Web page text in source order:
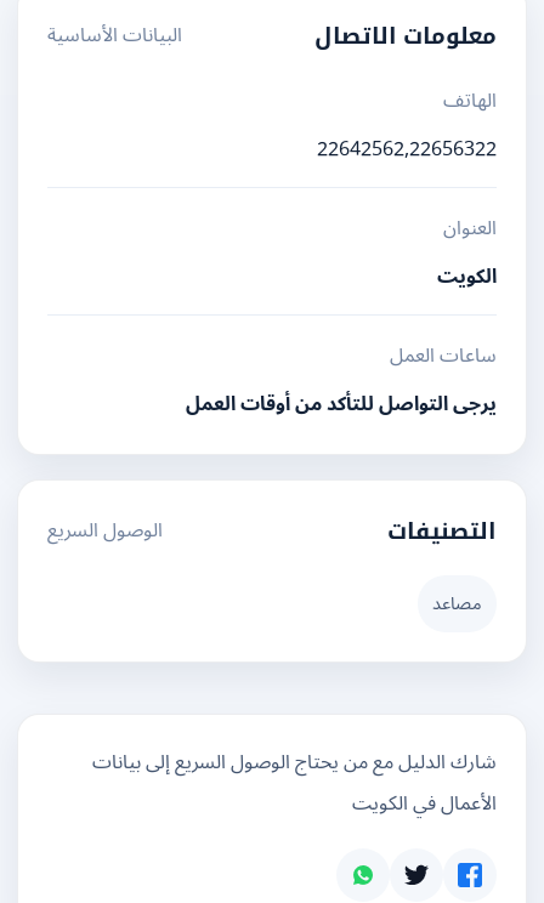
معلومات الاتصال
البيانات الأساسية
الهاتف
22642562,22656322
العنوان
الكويت
ساعات العمل
يرجى التواصل للتأكد من أوقات العمل
التصنيفات الوصول السريع
مصاعد
شارك الدليل مع من يحتاج الوصول السريع إلى بيانات
الأعمال في الكويت